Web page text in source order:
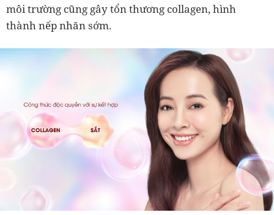
môi trường cũng gây tổn thương collagen, hình
thành nếp nhăn sớm.